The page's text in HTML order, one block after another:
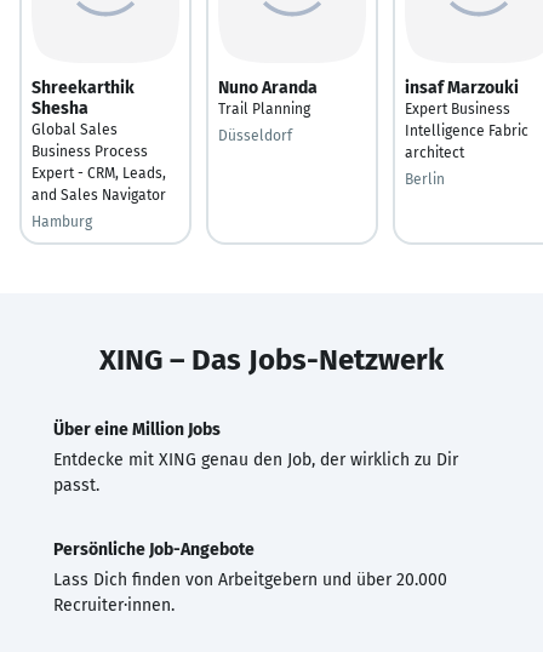
Shreekarthik
Shesha
Global Sales
Business Process
Expert - CRM, Leads,
and Sales Navigator
Hamburg
Nuno Aranda
Trail Planning
Düsseldorf
insaf Marzouki
Expert Business
Intelligence Fabric
architect
Berlin
XING – Das Jobs-Netzwerk
Über eine Million Jobs
Entdecke mit XING genau den Job, der wirklich zu Dir
passt.
Persönliche Job-Angebote
Lass Dich finden von Arbeitgebern und über 20.000
Recruiter·innen.